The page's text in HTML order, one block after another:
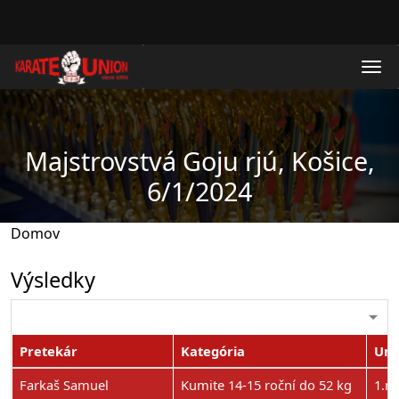
Majstrovstvá Goju rjú, Košice,
6/1/2024
Domov
Výsledky
Pretekár Kategória
Farkaš Samuel
Kumite 14-15 roční do 52 kg